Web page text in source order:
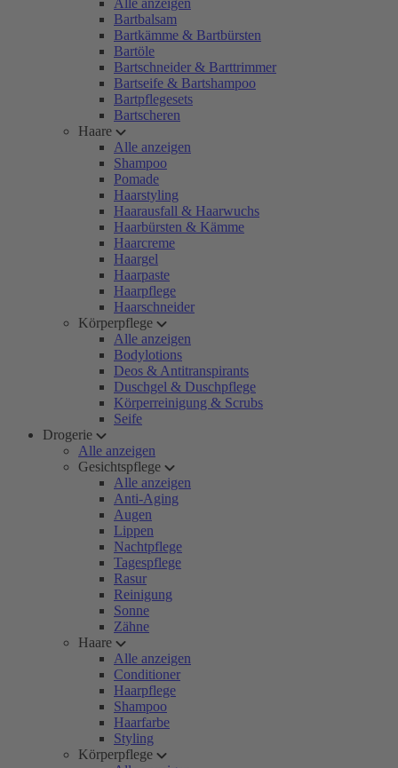
Alle anzeigen
Bartbalsam
Bartkämme & Bartbürsten
Bartöle
Bartschneider & Barttrimmer
Bartseife & Bartshampoo
Bartpflegesets
Bartscheren
Haare
Alle anzeigen
Shampoo
Pomade
Haarstyling
Haarausfall & Haarwuchs
Haarbürsten & Kämme
Haarcreme
Haargel
Haarpaste
Haarpflege
Haarschneider
Körperpflege
Alle anzeigen
Bodylotions
Deos & Antitranspirants
Duschgel & Duschpflege
Körperreinigung & Scrubs
Seife
Drogerie
Alle anzeigen
Gesichtspflege
Alle anzeigen
Anti-Aging
Augen
Lippen
Nachtpflege
Tagespflege
Rasur
Reinigung
Sonne
Zähne
Haare
Alle anzeigen
Conditioner
Haarpflege
Shampoo
Haarfarbe
Styling
Körperpflege